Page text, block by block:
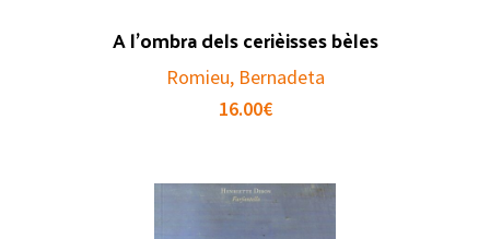
A l’ombra dels cerièisses bèles
Romieu, Bernadeta
16.00€